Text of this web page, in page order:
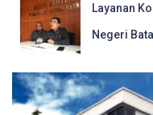
Layanan
Negeri